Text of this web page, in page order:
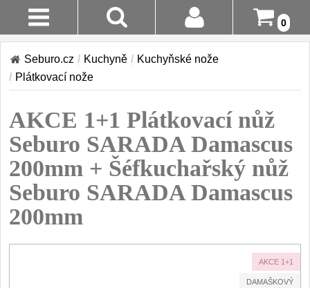
0
Stav
Objednávky
Platba
Vrácení Do
14 Dnů
Reklamace
KUCHYNĚ
Sady kuchyňských nožů9
Šéfkuchařské nože30
Univerzální nože
Nože na ovoce a zeleninu 43
Santoku nože46
Nože NAKIRI
Seburo.cz / Kuchyně / Kuchyňské nože
/ Plátkovací nože
AKCE 1+1 Plátkovací nůž
Seburo SARADA Damascus
200mm + Šéfkuchařský nůž
Seburo SARADA Damascus
200mm
AKCE 1+1
DAMAŠKOVÝ